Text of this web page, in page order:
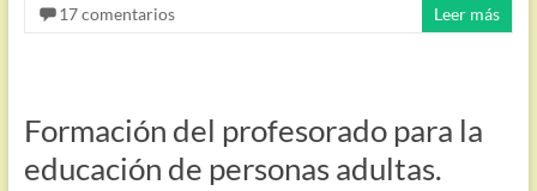
17 comentarios
Leer más
Formación del profesorado para la
educación de personas adultas.